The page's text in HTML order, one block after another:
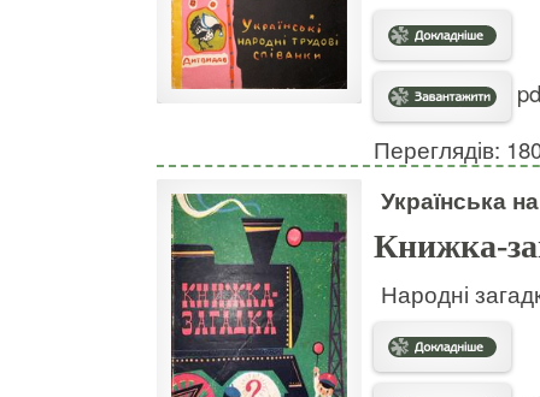
Переглядів:
Українська
Книжка-
Народні